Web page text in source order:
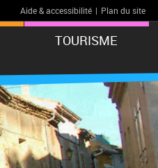
Aide & accessibilité | Plan du site
TOURISME